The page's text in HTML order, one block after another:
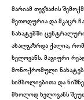
მარიამ თევზაძის
მეთოდურია და მკაცრ
ნახატებში
ახალგაზრდა ქალია,
ხელოვანს. მაგიური
მონოქრომული
სიმბოლიებითა და
მხოლოდ ხელოვანს